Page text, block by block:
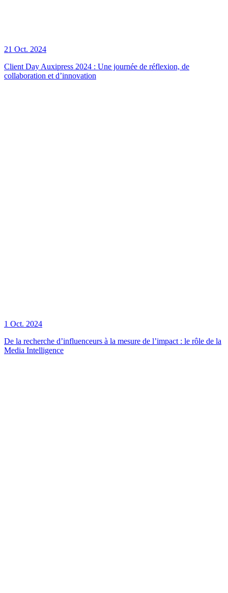
21 Oct. 2024
Client Day Auxipress 2024 : Une journée de réflexion, de
collaboration et d’innovation
1 Oct. 2024
De la recherche d’influenceurs à la mesure de l’impact : le rôle de la
Media Intelligence